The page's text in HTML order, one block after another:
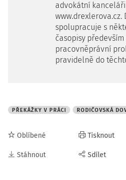
advokátní
www.drexlerova.cz.
spolupracuje s
časopisy
pracovněprávní
pravidelně do
PŘEKÁŽKY V PRÁCI RODIČOVSKÁ
Oblíbené
Stáhnout
Tisknout
Sdílet